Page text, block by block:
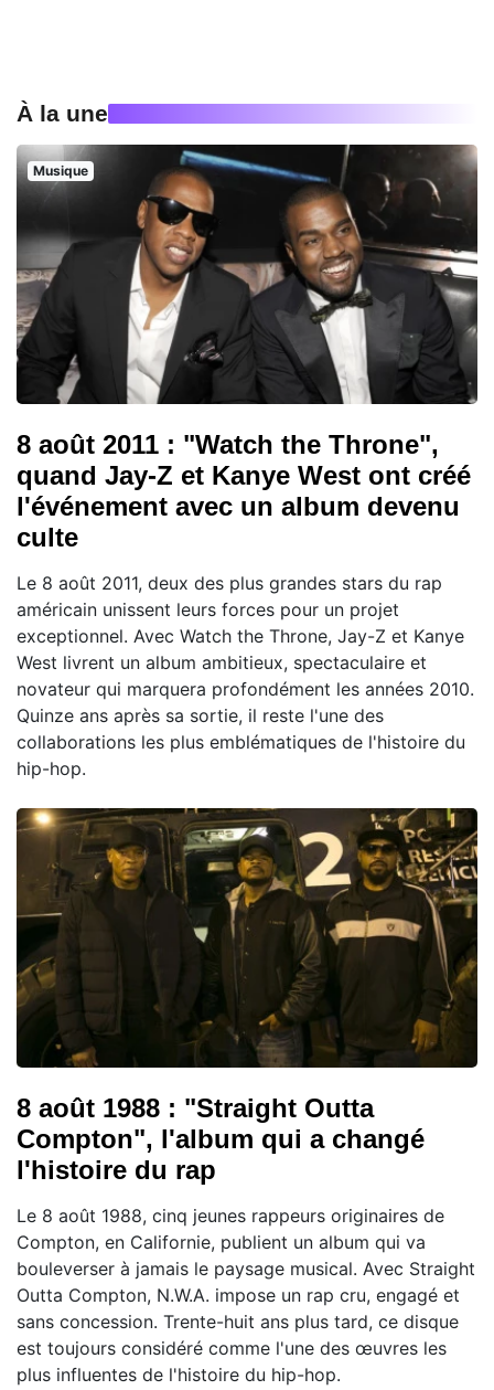
À la une
Musique
8 août 2011 : "Watch the Throne",
quand Jay-Z et Kanye West ont créé
l'événement avec un album devenu
culte
Le 8 août 2011, deux des plus grandes stars du rap
américain unissent leurs forces pour un projet
exceptionnel. Avec Watch the Throne, Jay-Z et Kanye
West livrent un album ambitieux, spectaculaire et
novateur qui marquera profondément les années 2010.
Quinze ans après sa sortie, il reste l'une des
collaborations les plus emblématiques de l'histoire du
hip-hop.
8 août 1988 : "Straight Outta
Compton", l'album qui a changé
l'histoire du rap
Le 8 août 1988, cinq jeunes rappeurs originaires de
Compton, en Californie, publient un album qui va
bouleverser à jamais le paysage musical. Avec Straight
Outta Compton, N.W.A. impose un rap cru, engagé et
sans concession. Trente-huit ans plus tard, ce disque
est toujours considéré comme l'une des œuvres les
plus influentes de l'histoire du hip-hop.